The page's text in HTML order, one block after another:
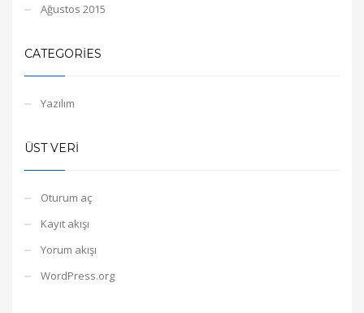
Ağustos 2015
CATEGORIES
Yazılım
ÜST VERI
Oturum aç
Kayıt akışı
Yorum akışı
WordPress.org